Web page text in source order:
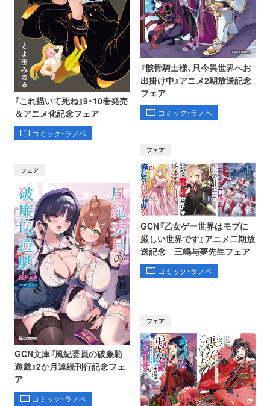
『これ描いて死ね』9・10巻発売
＆アニメ化記念フェア
コミック・ラノベ
『骸骨騎士様、只今異世界へお
出掛け中』アニメ2期放送記念
フェア
コミック・ラノベ
フェア
GCN文庫『風紀委員の破廉恥
遊戯』2か月連続刊行記念フェ
ア
コミック・ラノベ
フェア
GCN『乙女ゲー世界はモブに
厳しい世界です』アニメ二期放
送記念 三嶋与夢先生フェア
コミック・ラノベ
フェア